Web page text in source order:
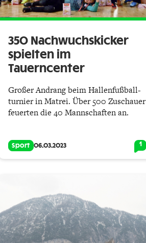
350 Nachwuchskicker
spielten im
Tauerncenter
Großer Andrang beim Hallenfußball­
turnier in Matrei. Über 500 Zuschauer
feuerten die 40 Mannschaften an.
Sport 06.03.2023 1